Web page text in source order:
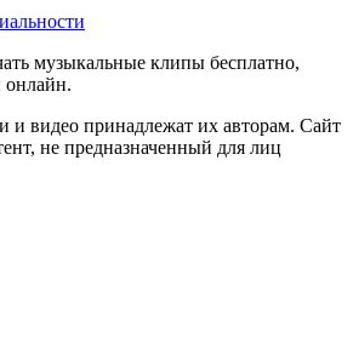
музыкальные клипы бесплатно,
онлайн.
и видео принадлежат их авторам. Сайт
не предназначенный для лиц